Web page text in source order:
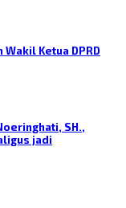
Ketua DPRD
SH.,
jadi